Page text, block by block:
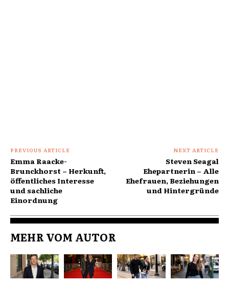
PREVIOUS ARTICLE
Emma Raacke-
Brunckhorst – Herkunft,
öffentliches Interesse
und sachliche
Einordnung
NEXT ARTICLE
Steven Seagal
Ehepartnerin – Alle
Ehefrauen, Beziehungen
und Hintergründe
MEHR VOM AUTOR